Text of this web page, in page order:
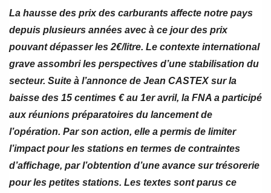
La hausse des prix des carburants affecte notre pays
depuis plusieurs années avec à ce jour des prix
pouvant dépasser les 2€/litre. Le contexte international
grave assombri les perspectives d’une stabilisation du
secteur. Suite à l’annonce de Jean CASTEX sur la
baisse des 15 centimes € au 1er avril, la FNA a participé
aux réunions préparatoires du lancement de
l’opération. Par son action, elle a permis de limiter
l’impact pour les stations en termes de contraintes
d’affichage, par l’obtention d’une avance sur trésorerie
pour les petites stations. Les textes sont parus ce